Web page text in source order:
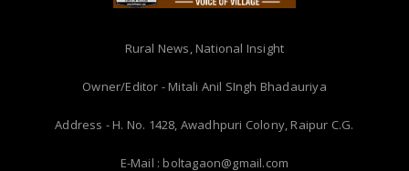
Rural News, National Insight
Owner/Editor - Mitali Anil SIngh Bhadauriya
Address - H. No. 1428, Awadhpuri Colony, Raipur C.G.
E-Mail : boltagaon@gmail.com